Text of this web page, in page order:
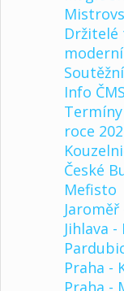
Info ČMS
roce
České
Mefisto
Jihlava
Praha -
Praha -